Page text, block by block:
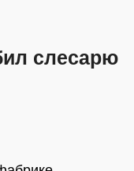
слесарю